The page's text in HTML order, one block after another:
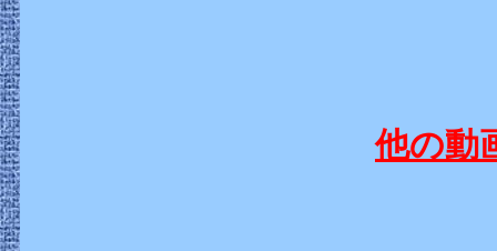
他の動